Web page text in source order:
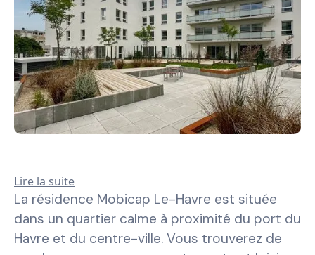
Lire la suite
La résidence Mobicap Le-Havre est située
dans un quartier calme à proximité du port du
Havre et du centre-ville. Vous trouverez de